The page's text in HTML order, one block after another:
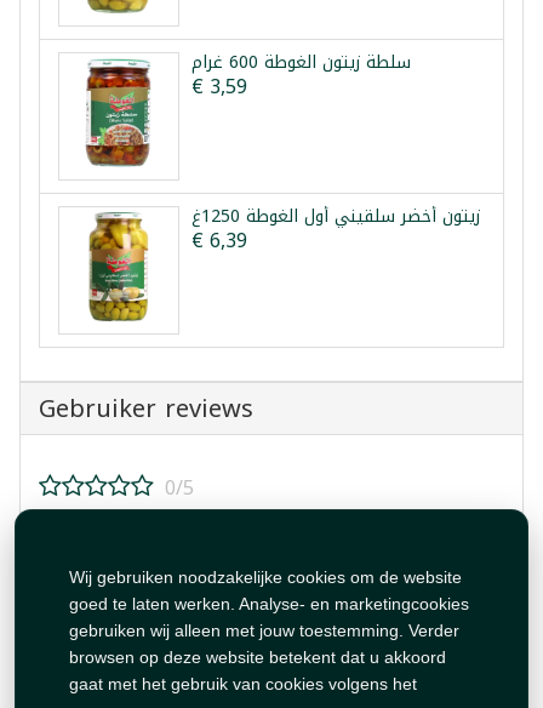
Wij gebruiken noodzakelijke cookies om de website
goed te laten werken. Analyse- en marketingcookies
gebruiken wij alleen met jouw toestemming. Verder
browsen op deze website betekent dat u akkoord
gaat met het gebruik van cookies volgens het
سلطة زيتون الغوطة 600 غرام
€ 3,59
زيتون أخضر سلقيني أول الغوطة 1250غ
€ 6,39
Gebruiker reviews
0/5